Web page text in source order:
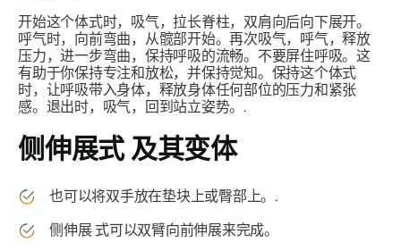
开始这个体式时，吸气，拉长脊柱，双肩向后向下展开。
呼气时，向前弯曲，从髋部开始。再次吸气，呼气，释放
压力，进一步弯曲，保持呼吸的流畅。不要屏住呼吸。这
有助于你保持专注和放松，并保持觉知。保持这个体式
时，让呼吸带入身体，释放身体任何部位的压力和紧张
感。退出时，吸气，回到站立姿势。.
侧伸展式及其变体
也可以将双手放在垫块上或臀部上。.
侧伸展式可以双臂向前伸展来完成。